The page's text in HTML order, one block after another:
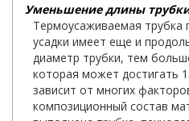
Уменьшение длины
Термоусаживаемая трубка
усадки имеет еще и
диаметр трубки, тем
которая может достигать
зависит от многих
композиционный состав